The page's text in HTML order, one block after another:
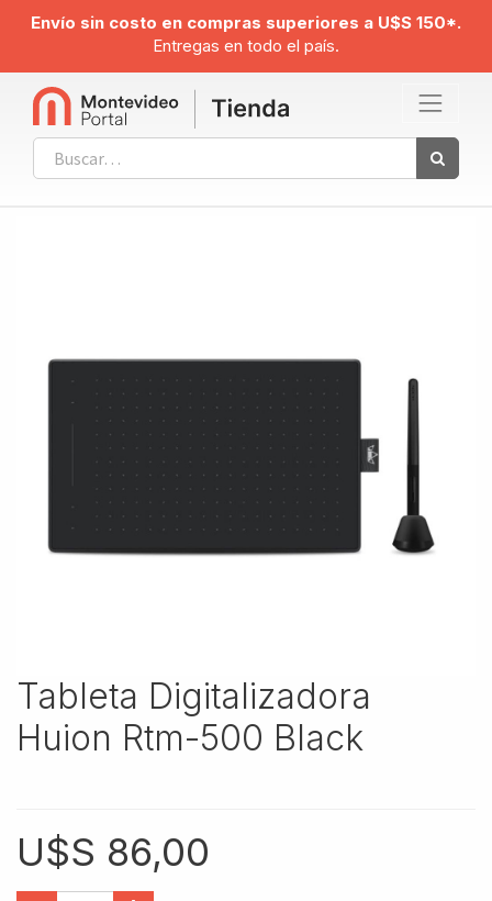
Envío sin costo en compras superiores a U$S 150*.
Entregas en todo el país.
Tableta Digitalizadora
Huion Rtm-500 Black
U$S 86,00